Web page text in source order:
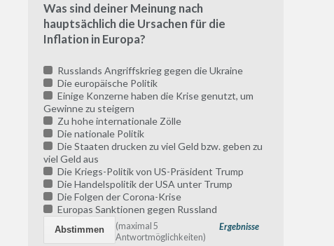
Was sind deiner Meinung nach
hauptsächlich die Ursachen für die
Inflation in Europa?
Russlands Angriffskrieg gegen die Ukraine
Die europäische Politik
Einige Konzerne haben die Krise genutzt, um
Gewinne zu steigern
Zu hohe internationale Zölle
Die nationale Politik
Die Staaten drucken zu viel Geld bzw. geben zu
viel Geld aus
Die Kriegs-Politik von US-Präsident Trump
Die Handelspolitik der USA unter Trump
Die Folgen der Corona-Krise
Europas Sanktionen gegen Russland
Ergebnisse
(maximal 5
Antwortmöglichkeiten)